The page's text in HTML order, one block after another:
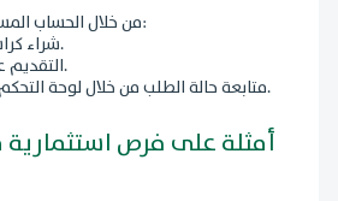
من خلال الحساب المسجل على المنصة، يمكن:
شراء كراسة الشروط إلكترونيًا.
التقديم على الفرصة إلكترونيًا.
متابعة حالة الطلب من خلال لوحة التحكم الخاصة بالمستخدم.
أمثلة على فرص